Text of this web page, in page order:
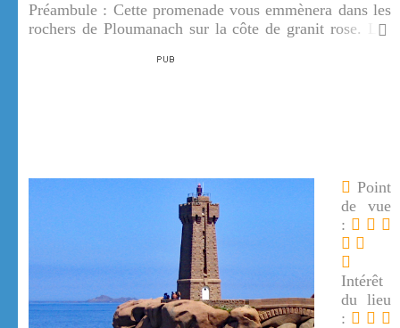
Préambule : Cette promenade vous emmènera dans les
rochers de Ploumanach sur la côte de granit rose. Les
spectaculaires, vus de terre ou de mer.
Point
de vue
:
Intérêt
du lieu
: